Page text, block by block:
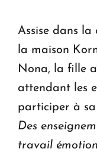
Assise dans
la maison
Nona, la fille
attendant les
participer à sa
Des
travail